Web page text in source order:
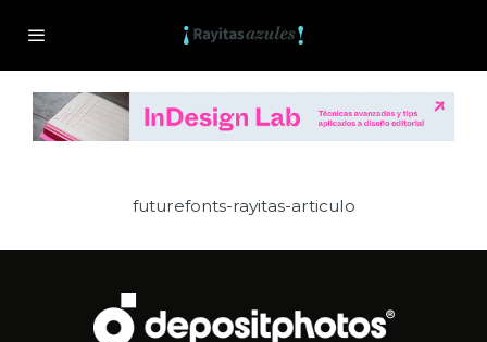
futurefonts-rayitas-articulo